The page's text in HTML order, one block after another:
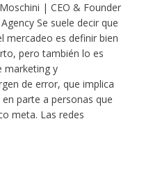
| CEO & Founder
Se suele decir que
mercadeo es definir bien
pero también lo es
marketing y
de error, que implica
parte a personas que
meta. Las redes